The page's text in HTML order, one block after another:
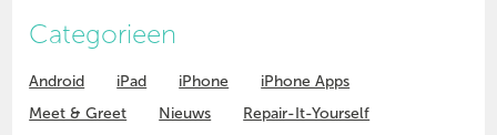
Categorieen
Android iPad iPhone
iPhone Apps
Meet & Greet
Nieuws
Repair-It-Yourself